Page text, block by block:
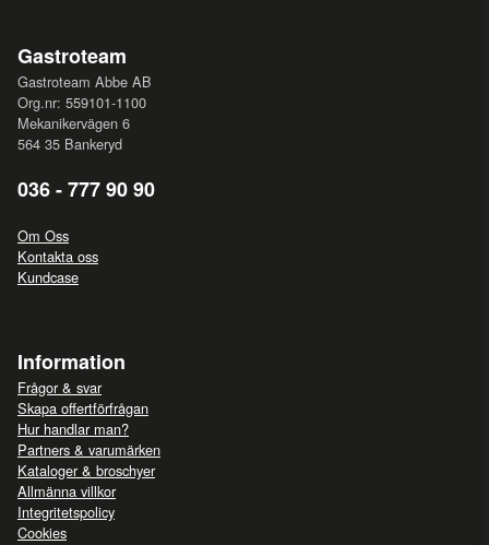
Gastroteam
Gastroteam Abbe AB
Org.nr: 559101-1100
Mekanikervägen 6
564 35 Bankeryd
036 - 777 90 90
Om Oss
Kontakta oss
Kundcase
Information
Frågor & svar
Skapa offertförfrågan
Hur handlar man?
Partners & varumärken
Kataloger & broschyer
Allmänna villkor
Integritetspolicy
Cookies